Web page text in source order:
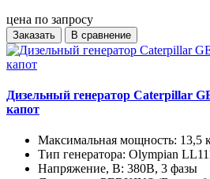
цена по запросу
Заказать В сравнение
Дизельный генератор Caterpillar
капот
Максимальная мощность: 13,5
Тип генератора: Olympian
Напряжение, В: 380В, 3 фазы